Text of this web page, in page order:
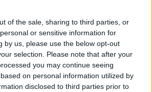
of the sale, sharing to third parties, or
or sensitive information for
by us, please use the below opt-out
selection. Please note that after your
you may continue seeing
on personal information utilized by
disclosed to third parties prior to